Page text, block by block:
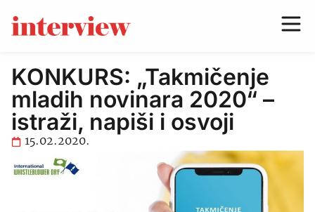
KONKURS: „Takmičenje
mladih novinara 2020“ –
istraži, napiši i osvoji
15.02.2020.